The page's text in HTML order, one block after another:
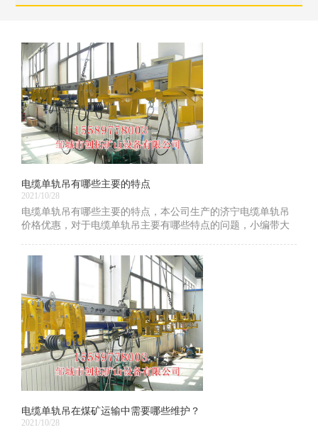
电缆单轨吊有哪些主要的特点
2021/10/28
电缆单轨吊有哪些主要的特点，本公司生产的济宁电缆单轨吊
价格优惠，对于电缆单轨吊主要有哪些特点的问题，小编带大
电缆单轨吊在煤矿运输中需要哪些维护？
2021/10/28